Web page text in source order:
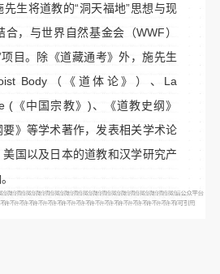
生将道教的“洞天福地”思想与现
，与世界自然基金会（WWF）
目。除《道藏通考》外，施先生
Body（《道体论》）、La
(《中国宗教》)、《道教史纲》
要》等学术著作，发表相关学术论
国以及日本的道教和汉学研究产